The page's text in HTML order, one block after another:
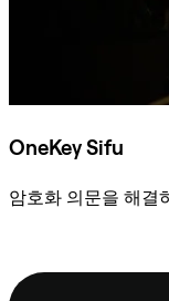
OneKey Sifu
암호화 의문을 해결